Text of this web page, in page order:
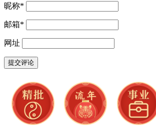
昵称*
邮箱*
网址